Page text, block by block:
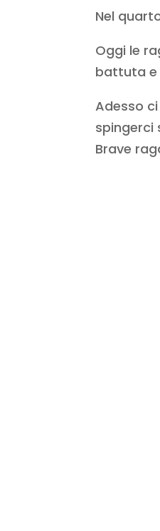
Nel
Oggi le
battuta e
Adesso
spingerci
Brave